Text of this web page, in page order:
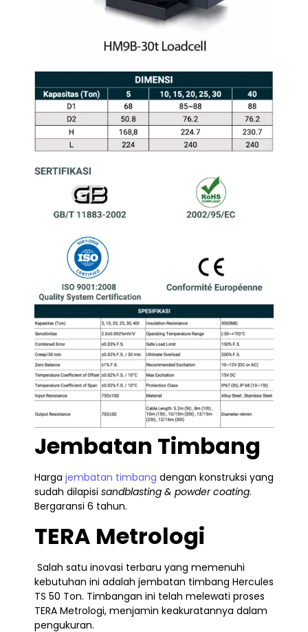
Jembatan Timbang
Harga jembatan timbang dengan konstruksi yang
sudah dilapisi sandblasting & powder coating.
Bergaransi 6 tahun.
TERA Metrologi
Salah satu inovasi terbaru yang memenuhi
kebutuhan ini adalah jembatan timbang Hercules
TS 50 Ton. Timbangan ini telah melewati proses
TERA Metrologi, menjamin keakuratannya dalam
pengukuran.